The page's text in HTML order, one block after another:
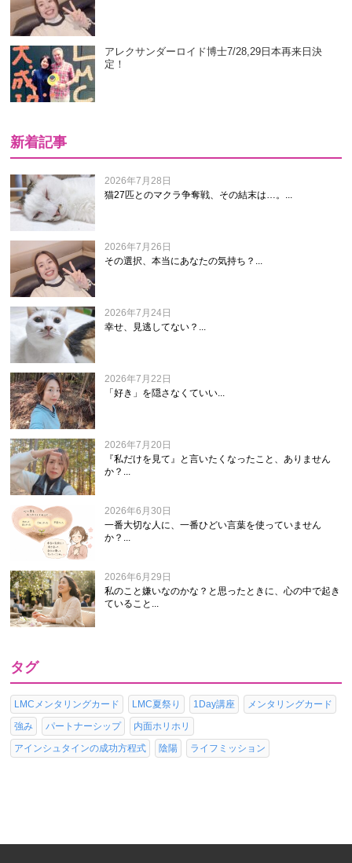
アレクサンダーロイド博士7/28,29日本再来日決
定！
新着記事
2026年7月28日
猫27匹とのマクラ争奪戦、その結末は…。...
2026年7月26日
その選択、本当にあなたの気持ち？...
2026年7月24日
幸せ、見逃してない？...
2026年7月22日
「好き」を隠さなくていい...
2026年7月20日
『私だけを見て』と言いたくなったこと、ありません
か？...
2026年6月30日
一番大切な人に、一番ひどい言葉を使っていません
か？...
2026年6月29日
私のこと嫌いなのかな？と思ったときに、心の中で起き
ていること...
タグ
LMCメンタリングカード LMC夏祭り 1Day講座
メンタリングカード
強み
パートナーシップ
内面ホリホリ
アインシュタインの成功方程式
陰陽 ライフミッション